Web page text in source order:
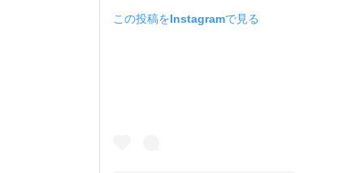
この投稿をInstagramで見る